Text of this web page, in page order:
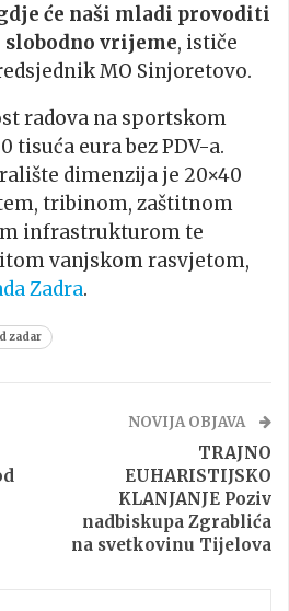
će naši mladi provoditi
vrijeme, ističe
MO Sinjoretovo.
radova na sportskom
tisuća eura bez PDV-a.
dimenzija je 20×40
tribinom, zaštitnom
infrastrukturom te
vanjskom rasvjetom,
Zadra.
zadar
NOVIJA OBJAVA
TRAJNO
EUHARISTIJSKO
KLANJANJE Poziv
nadbiskupa Zgrablića
na svetkovinu Tijelova